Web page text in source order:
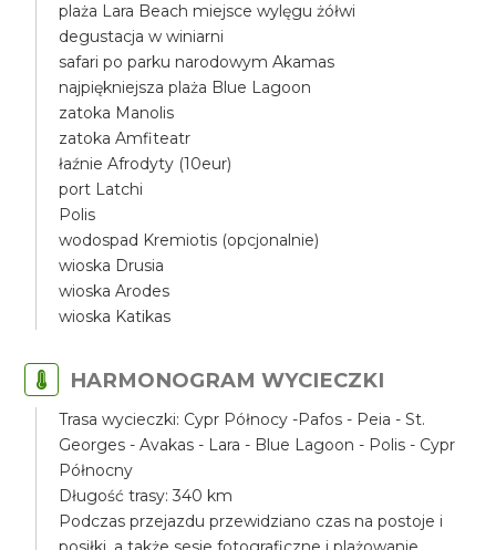
plaża Lara Beach miejsce wylęgu żółwi
degustacja w winiarni
safari po parku narodowym Akamas
najpiękniejsza plaża Blue Lagoon
zatoka Manolis
zatoka Amfiteatr
łaźnie Afrodyty (10eur)
port Latchi
Polis
wodospad Kremiotis (opcjonalnie)
wioska Drusia
wioska Arodes
wioska Katikas
HARMONOGRAM WYCIECZKI
Trasa wycieczki: Cypr Północy -Pafos - Peia - St.
Georges - Avakas - Lara - Blue Lagoon - Polis - Cypr
Północny
Długość trasy: 340 km
Podczas przejazdu przewidziano czas na postoje i